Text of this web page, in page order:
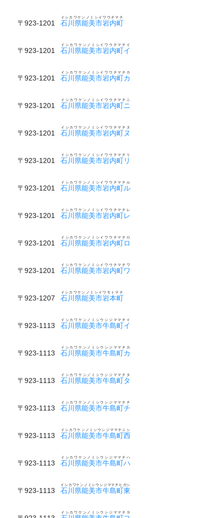
〒923-1201 石川県能美市岩内町
イシカワケンノミシイワウチマチ
〒923-1201 石川県能美市岩内町イ
イシカワケンノミシイワウチマチイ
〒923-1201 石川県能美市岩内町カ
イシカワケンノミシイワウチマチカ
〒923-1201 石川県能美市岩内町ニ
イシカワケンノミシイワウチマチニ
〒923-1201 石川県能美市岩内町ヌ
イシカワケンノミシイワウチマチヌ
〒923-1201 石川県能美市岩内町リ
イシカワケンノミシイワウチマチリ
〒923-1201 石川県能美市岩内町ル
イシカワケンノミシイワウチマチル
〒923-1201 石川県能美市岩内町レ
イシカワケンノミシイワウチマチレ
〒923-1201 石川県能美市岩内町ロ
イシカワケンノミシイワウチマチロ
〒923-1201 石川県能美市岩内町ワ
イシカワケンノミシイワウチマチワ
〒923-1207 石川県能美市岩本町
イシカワケンノミシイワモトマチ
〒923-1113 石川県能美市牛島町イ
イシカワケンノミシウシジママチイ
〒923-1113 石川県能美市牛島町カ
イシカワケンノミシウシジママチカ
〒923-1113 石川県能美市牛島町タ
イシカワケンノミシウシジママチタ
〒923-1113 石川県能美市牛島町チ
イシカワケンノミシウシジママチチ
〒923-1113 石川県能美市牛島町西
イシカワケンノミシウシジママチニシ
〒923-1113 石川県能美市牛島町ハ
イシカワケンノミシウシジママチハ
〒923-1113 石川県能美市牛島町東
イシカワケンノミシウシジママチヒガシ
イシカワケンノミシウシジママチヨ